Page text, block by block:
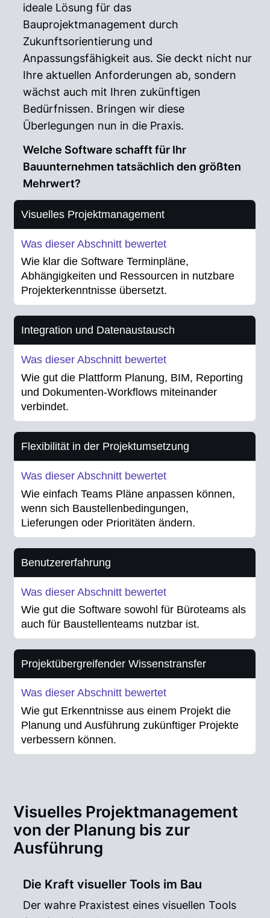
ideale Lösung für das
Bauprojektmanagement durch
Zukunftsorientierung und
Anpassungsfähigkeit aus. Sie deckt nicht nur
Ihre aktuellen Anforderungen ab, sondern
wächst auch mit Ihren zukünftigen
Bedürfnissen. Bringen wir diese
Überlegungen nun in die Praxis.
Welche Software schafft für Ihr
Bauunternehmen tatsächlich den größten
Mehrwert?
Visuelles Projektmanagement
Wie klar die Software Terminpläne,
Abhängigkeiten und Ressourcen in nutzbare
Projekterkenntnisse übersetzt.
Integration und Datenaustausch
Wie gut die Plattform Planung, BIM, Reporting
und Dokumenten-Workflows miteinander
verbindet.
Flexibilität in der Projektumsetzung
Wie einfach Teams Pläne anpassen können,
wenn sich Baustellenbedingungen,
Lieferungen oder Prioritäten ändern.
Benutzererfahrung
Wie gut die Software sowohl für Büroteams als
auch für Baustellenteams nutzbar ist.
Projektübergreifender Wissenstransfer
Wie gut Erkenntnisse aus einem Projekt die
Planung und Ausführung zukünftiger Projekte
verbessern können.
Visuelles Projektmanagement
von der Planung bis zur
Ausführung
Die Kraft visueller Tools im Bau
Der wahre Praxistest eines visuellen Tools